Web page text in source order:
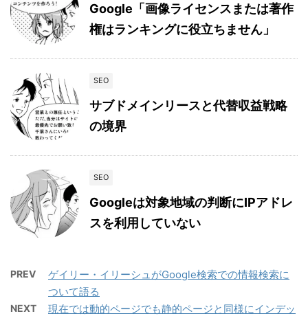
Google「画像ライセンスまたは著作
権はランキングに役立ちません」
SEO
サブドメインリースと代替収益戦略
の境界
SEO
Googleは対象地域の判断にIPアドレ
スを利用していない
PREV
ゲイリー・イリーシュがGoogle検索での情報検索に
ついて語る
NEXT
現在では動的ページでも静的ページと同様にインデッ